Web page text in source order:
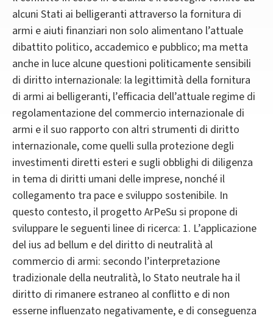
alcuni Stati ai belligeranti attraverso la fornitura di
armi e aiuti finanziari non solo alimentano l’attuale
dibattito politico, accademico e pubblico; ma metta
anche in luce alcune questioni politicamente sensibili
di diritto internazionale: la legittimità della fornitura
di armi ai belligeranti, l’efficacia dell’attuale regime di
regolamentazione del commercio internazionale di
armi e il suo rapporto con altri strumenti di diritto
internazionale, come quelli sulla protezione degli
investimenti diretti esteri e sugli obblighi di diligenza
in tema di diritti umani delle imprese, nonché il
collegamento tra pace e sviluppo sostenibile. In
questo contesto, il progetto ArPeSu si propone di
sviluppare le seguenti linee di ricerca: 1. L’applicazione
del ius ad bellum e del diritto di neutralità al
commercio di armi: secondo l’interpretazione
tradizionale della neutralità, lo Stato neutrale ha il
diritto di rimanere estraneo al conflitto e di non
esserne influenzato negativamente, e di conseguenza